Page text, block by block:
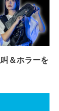
＆ホラーを